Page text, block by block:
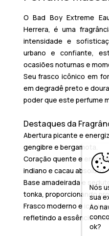
O Bad Boy Extreme
Herrera, é uma
intensidade e
urbano e confiante,
ocasiões noturnas e
Seu frasco icônico em
em degradê preto e
poder que este perfume
Destaques da
Abertura picante e
gengibre e bergamota.
Coração quente e
indiano e cacau absoluto.
Base amadeirada e
tonka, proporcionando
Frasco moderno e icônico
refletindo a essência
Nós
sua
Ao
ok?